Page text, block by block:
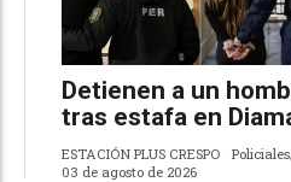
Detienen a un
tras estafa en
ESTACIÓN PLUS CRESPO
03 de agosto de 2026